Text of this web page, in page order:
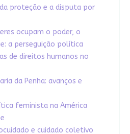
proteção e a disputa por
ocupam o poder, o
a perseguição política
de direitos humanos no
da Penha: avanços e
feminista na América
e cuidado coletivo